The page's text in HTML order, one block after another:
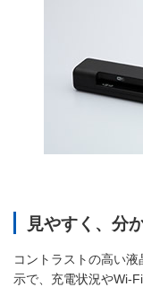
見やすく、分
コントラストの高い
示で、充電状況やWi-Fi